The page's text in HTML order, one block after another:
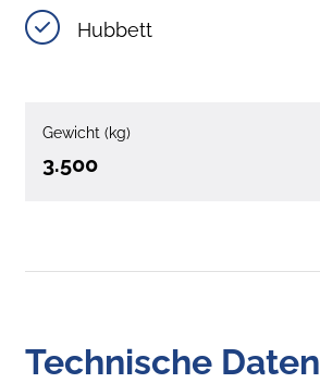
Hubbett
Gewicht (kg)
3.500
Technische Daten